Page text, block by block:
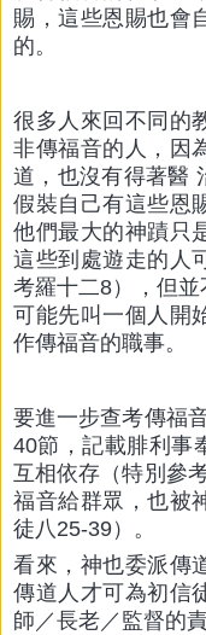
賜，這些恩賜也會
的。
很多人來回不同的
非傳福音的人，因
道，也沒有得著醫
假裝自己有這些恩
他們最大的神蹟只
這些到處遊走的人
考羅十二8），但
可能先叫一個人開
作傳福音的職事。
要進一步查考傳福
40節，記載腓利事
互相依存（特別參
福音給群眾，也被
徒八25-39）。
看來，神也委派傳
傳道人才可為初信
師／長老／監督的責